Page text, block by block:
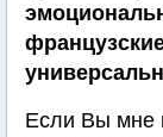
Если Вы мне